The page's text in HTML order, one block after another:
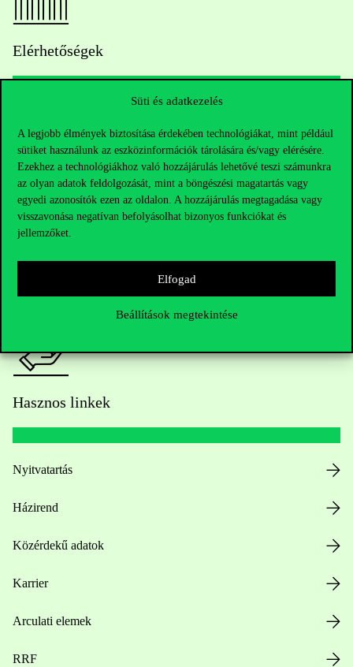
Süti és adatkezelés
A legjobb élmények biztosítása érdekében technológiákat, mint például
sütiket használunk az eszközinformációk tárolására és/vagy elérésére.
Ezekhez a technológiákhoz való hozzájárulás lehetővé teszi számunkra
az olyan adatok feldolgozását, mint a böngészési magatartás vagy
egyedi azonosítók ezen az oldalon. A hozzájárulás megtagadása vagy
visszavonása negatívan befolyásolhat bizonyos funkciókat és
jellemzőket.
Elfogad
Beállítások megtekintése
Elérhetőségek
Kérdésed van a felvételivel kapcsolatban?
Oktatói elérhetőségek
HUB jelenlegi hallgatóinknak
Hasznos linkek
Nyitvatartás
Házirend
Közérdekű adatok
Karrier
Arculati elemek
RRF